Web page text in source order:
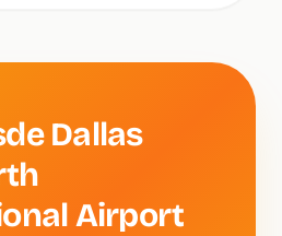
Dallas
Airport